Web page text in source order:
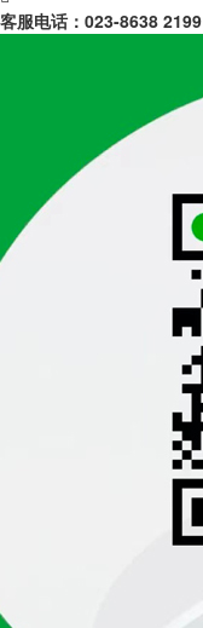
客服电话： 023-8638 2199